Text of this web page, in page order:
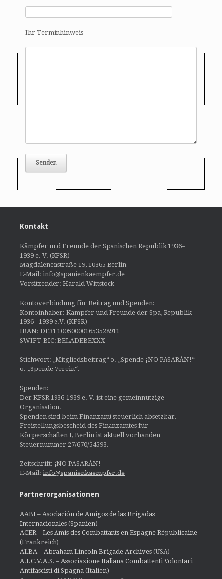
Ihr Terminhinweis
Kontakt
Kämpfer und Freunde der Spanischen Republik 1936–
1939 e. V. (KFSR)
Magdalenenstraße 19, 10365 Berlin
E-Mail: info@spanienkaempfer.de
Vorsitzender: Harald Wittstock
Kontoverbindung für Beitrag und Spenden:
Kontoinhaber: Kämpfer und Freunde der Spa, Republik
1936 - 1939 e.V. (KFSR)
IBAN: DE31 100500001653528911
SWIFT-BIC: BELADEBEXXX
Stichwort: „Mitgliedsbeitrag“ o. „Spende ¡NO PASARÁN!“
o. „Spende Verein“.
Spenden:
Der KFSR 1936-1939 e. V. ist eine gemeinnützige
Organisation.
Spenden sind beim Finanzamt steuerlich absetzbar.
Freistellungsbescheid des Finanzamtes für
Körperschaften I, Berlin ist aktuell vorhanden
Steuernummer 27/670/54593.
Zeitschrift: ¡NO PASARÁN!
E-Mail: info@spanienkaempfer.de
Partnerorganisationen
AABI – Asociación de Amigos de las Brigadas
Internacionales (Spanien)
ACER – Les Amis des Combattants en Espagne Républicaine
(Frankreich)
ALBA – Abraham Lincoln Brigade Archives (USA)
A.I.C.V.A.S. – Associazione Italiana Combattenti Volontari
Antifascisti di Spagna (Italien)